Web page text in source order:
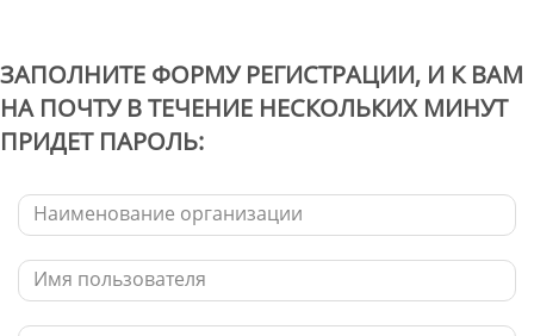
ЗАПОЛНИТЕ ФОРМУ РЕГИСТРАЦИИ, И К ВАМ
НА ПОЧТУ В ТЕЧЕНИЕ НЕСКОЛЬКИХ МИНУТ
ПРИДЕТ ПАРОЛЬ: